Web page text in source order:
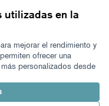
utilizadas en la
mejorar el rendimiento y
ofrecer una
personalizados desde